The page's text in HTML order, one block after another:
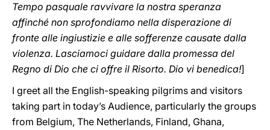
Tempo pasquale ravvivare la nostra speranza
affinché non sprofondiamo nella disperazione di
fronte alle ingiustizie e alle sofferenze causate dalla
violenza. Lasciamoci guidare dalla promessa del
Regno di Dio che ci offre il Risorto. Dio vi benedica!]
I greet all the English-speaking pilgrims and visitors
taking part in today’s Audience, particularly the groups
from Belgium, The Netherlands, Finland, Ghana,